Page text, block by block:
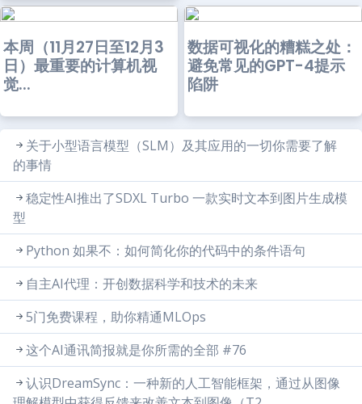
本周（11月27日至12月3
日）最重要的计算机视
觉...
数据可视化的糟糕之处：
避免常见的GPT-4提示
陷阱
关于小型语言模型（SLM）及其应用的一切你需要了解
的事情
稳定性AI推出了SDXL Turbo 一款实时文本到图片生成模
型
Python 如果不：如何简化你的代码中的条件语句
自主AI代理：开创数据科学和技术的未来
5门免费课程，助你精通MLOps
这个AI通讯简报就是你所需的全部 #76
认识DreamSync：一种新的人工智能框架，通过从图像